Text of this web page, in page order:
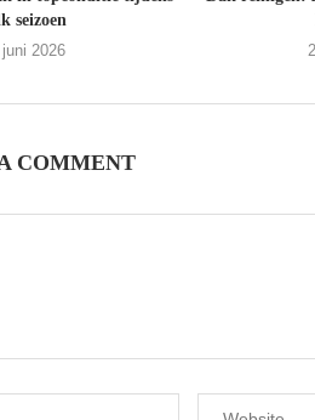
seizoen
juni 2026
COMMENT